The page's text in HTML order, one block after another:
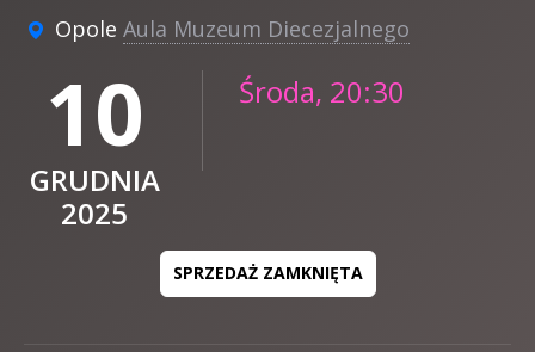
Opole Aula Muzeum Diecezjalnego
10
GRUDNIA
2025
Środa, 20:30
SPRZEDAŻ ZAMKNIĘTA